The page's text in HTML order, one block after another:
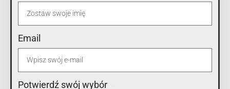
Email
Potwierdź swój wybór